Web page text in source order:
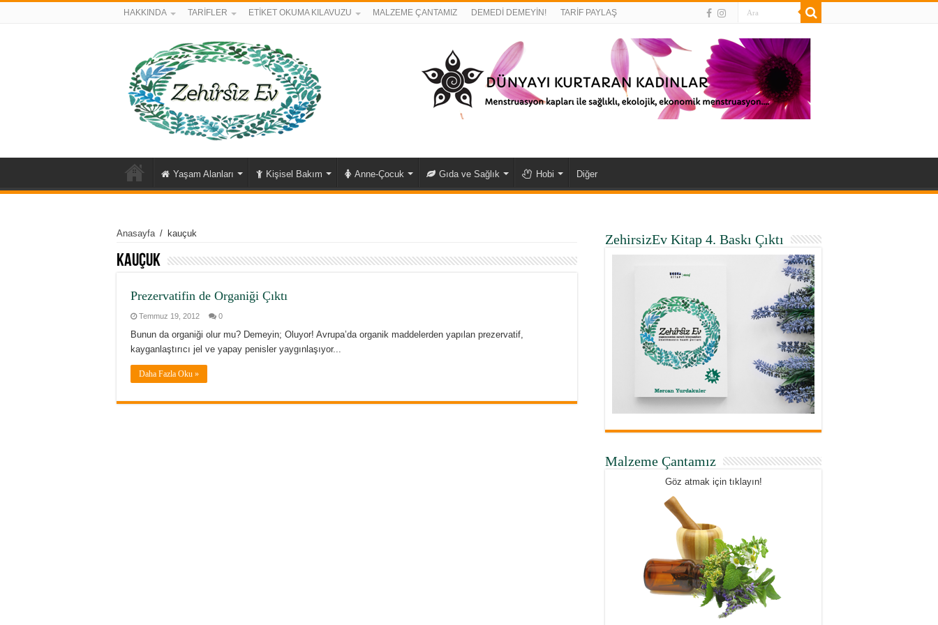
HAKKINDA TARİFLER ETİKET OKUMA KILAVUZU MALZEME ÇANTAMIZ DEMEDİ DEMEYİN! TARİF PAYLAŞ
Yaşam Alanları Kişisel Bakım Anne-Çocuk Gıda ve Sağlık Hobi Diğer
Anasayfa / kauçuk
kauçuk
Prezervatifin de Organiği Çıktı
Temmuz 19, 2012 0
Bunun da organiği olur mu? Demeyin; Oluyor! Avrupa’da organik maddelerden yapılan prezervatif,
kayganlaştırıcı jel ve yapay penisler yaygınlaşıyor...
Daha Fazla Oku »
ZehirsizEv Kitap 4. Baskı Çıktı
Malzeme Çantamız
Göz atmak için tıklayın!